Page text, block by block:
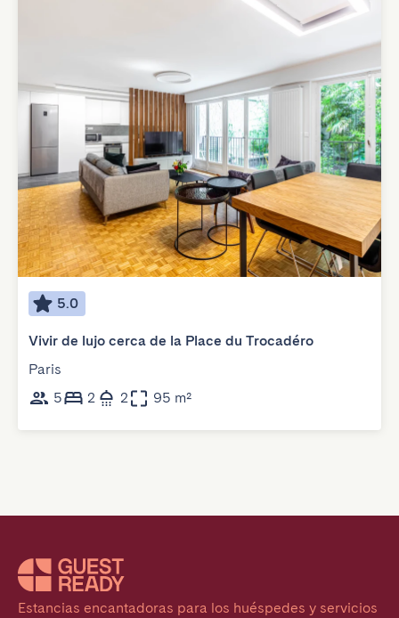
5.0
Vivir de lujo cerca de la Place du Trocadéro
Paris
5
2 2 95 m²
Estancias encantadoras para los huéspedes y servicios